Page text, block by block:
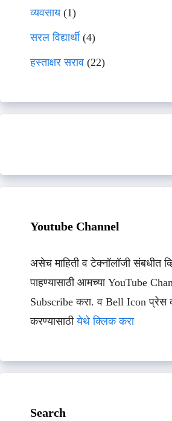
व्यवसाय(1)
सरल विद्यार्थी(4)
हस्ताक्षर सराव (22)
Youtube Channel
असेच माहिती व टेक्नॉलॉजी संबधीत
पाहण्यासाठी आमच्या YouTube
Subscribe करा. व Bell Icon प्रेस
करण्यासाठीयेथे क्लिक करा
Search